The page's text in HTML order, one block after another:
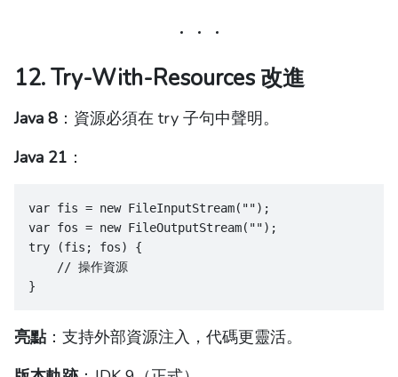
12. Try-With-Resources 改進
Java 8 ：資源必須在 try 子句中聲明。
Java 21 ：
var fis = new FileInputStream("");
var fos = new FileOutputStream("");
try (fis; fos) {
    // 操作資源
}
亮點：支持外部資源注入，代碼更靈活。